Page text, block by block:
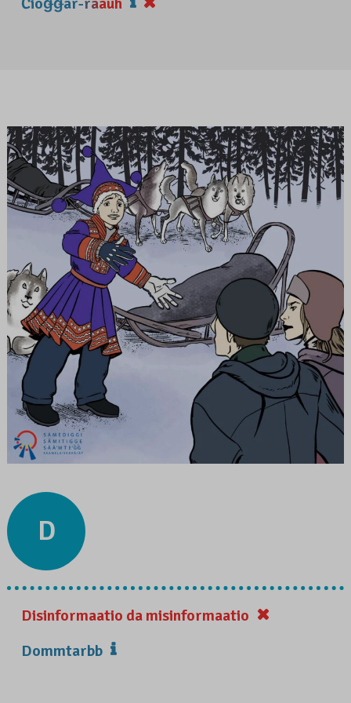
D
Disinformaatio da misinformaatio
Dommtarbb